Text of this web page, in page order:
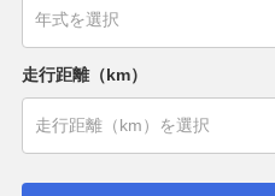
走行距離（km）